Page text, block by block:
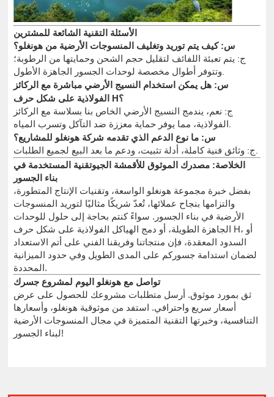
الأسئلة التقنية الشائعة للمشترين
س: كيف يتم توريد وتغليف المنسوجات الأرضية من هونغلو؟
ج: يتم تعبئة اللفائف لتقليل حجم الشحن وحمايتها من الرطوبة؛
وتتوفر أطوال مخصصة لوحدات الجسور الجاهزة الأطول.
س: هل يمكن استخدام النسيج الأرضي مباشرة مع الركائز
الفولاذية على شكل حرف H؟
ج: نعم، يندمج النسيج الأرضي الخاص بنا بسلاسة مع الركائز
الفولاذية، مما يوفر حماية معززة ضد التآكل وتسرب المياه.
س: ما نوع الدعم الذي تقدمه شركة هونغلو للمشاريع؟
ج: وثائق فنية كاملة، أدلة تثبيت، ودعم ما بعد البيع لجميع الطلبات.
الخلاصة: مصدرك الموثوق للأقمشة الجيوتقنية المستخدمة في
بناء الجسور
بفضل خبرة مجموعة هونغلو الواسعة، وتقنيات الإنتاج المتطورة،
والتزامها بنجاح عملائها، تُعدّ شريكًا مثاليًا لتوريد المنسوجات
الأرضية في بناء الجسور. سواءً كنتم بحاجة إلى حلول للوحدات
الجاهزة الطويلة، أو دمج الهياكل الفولاذية على شكل حرف H، أو
السدود المعقدة، فإن منتجاتنا وفريقنا الفني على أتم الاستعداد
لضمان استدامة جسوركم على المدى الطويل وفي حدود الميزانية
المحددة.
تواصل مع هونغلو اليوم لمشروع جسرك
ثق بمورد موثوق. أرسل متطلبات مشروعك للحصول على عرض
أسعار سريع واحترافي. استفد من موثوقية هونغلو، وأسعارها
التنافسية، وخبرتها التقنية المتميزة في مجال المنسوجات الأرضية
لبناء الجسور!